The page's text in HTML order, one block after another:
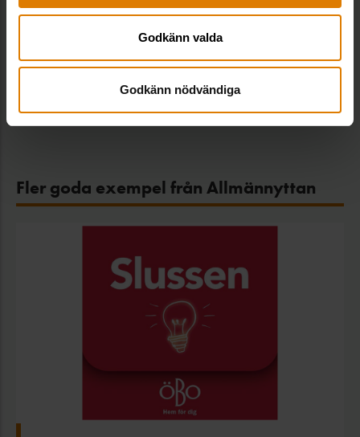
Godkänn valda
Godkänn nödvändiga
Mimer – digital tvilling & BIM
Fler goda exempel från Allmännyttan